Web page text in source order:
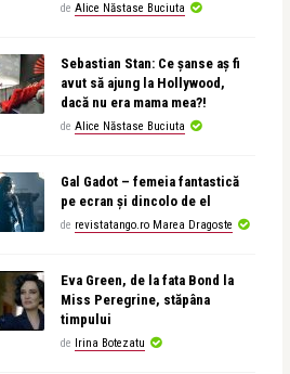
de Alice Năstase Buciuta
Sebastian Stan: Ce șanse aș fi
avut să ajung la Hollywood,
dacă nu era mama mea?!
de Alice Năstase Buciuta
Gal Gadot – femeia fantastică
pe ecran și dincolo de el
de revistatango.ro Marea Dragoste
Eva Green, de la fata Bond la
Miss Peregrine, stăpâna
timpului
de Irina Botezatu